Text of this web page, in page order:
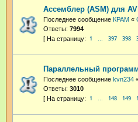
Ассемблер (ASM) для
Последнее сообщение КРАМ «
Ответы: 7994
1 … 397 398
Параллельный
Последнее сообщение kvn234
Ответы: 3010
1 … 148 149